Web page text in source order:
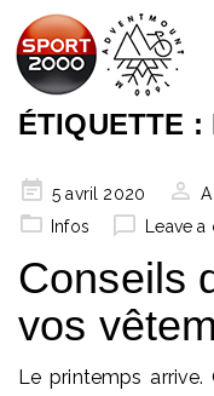
ÉTIQUETTE :
Posted
on
5 avril 2020
Infos
Leave
Conseils
vos
Le printemps